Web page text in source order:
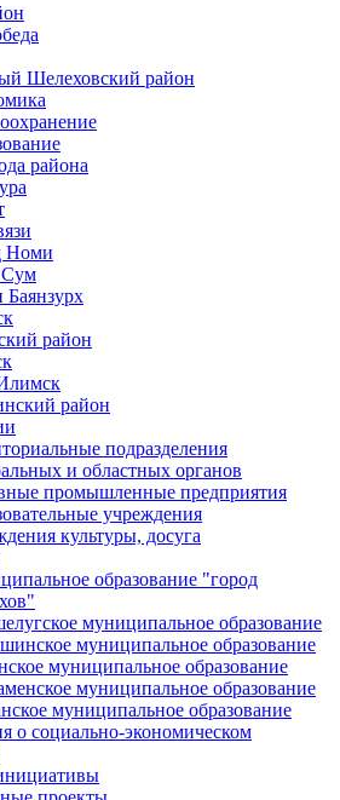
Шелеховский район
района
Номи
Баянзурх
район
район
подразделения
и областных органов
промышленные предприятия
учреждения
культуры, досуга
образование "город
муниципальное образование
муниципальное образование
муниципальное образование
муниципальное образование
муниципальное образование
о социально-экономическом